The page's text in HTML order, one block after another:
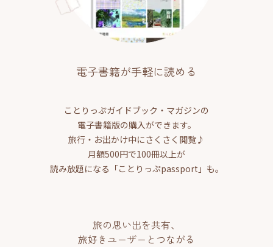
電子書籍が手軽に読める
ことりっぷガイドブック・マガジンの
電子書籍版の購入ができます。
旅行・お出かけ中にさくさく閲覧♪
月額500円で100冊以上が
読み放題になる「ことりっぷpassport」も。
旅の思い出を共有、
旅好きユーザーとつながる